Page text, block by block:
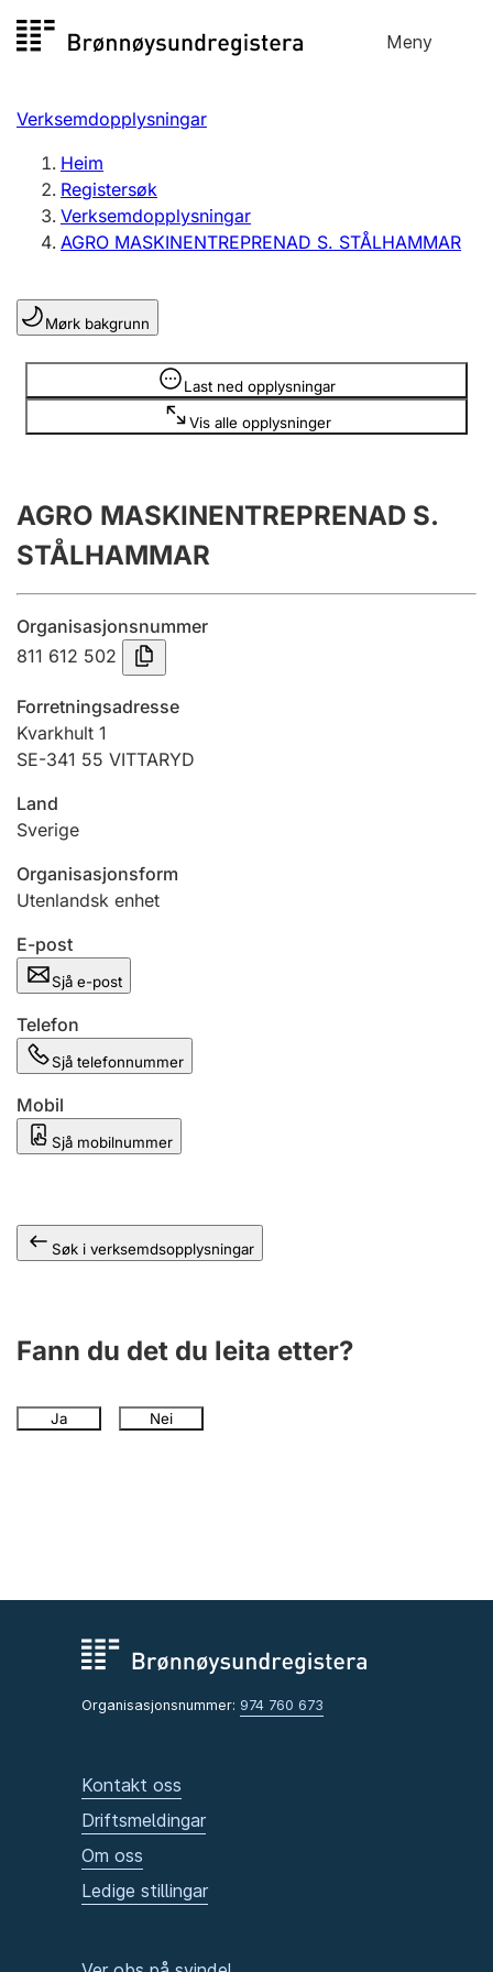
til
Meny
Registersøk
Aksjeselskap
Enkeltpersonføretak
Registrere, endre, slette
Lag og foreining
Registrere, endre, slette
Årsrekneskap
Innsending og forseinkingsgebyr
Tinglysing
Jeger
Betaling og jegeravgiftskort
Ektepaktrettleiaren
Verksemdopplysningar
Heim
Registersøk
Verksemdopplysningar
AGRO MASKINENTREPRENAD S. STÅLHAMMAR
Mørk bakgrunn
Last ned opplysningar
Vis alle opplysninger
Opplysninger er skjult
AGRO MASKINENTREPRENAD S.
STÅLHAMMAR
Organisasjonsnummer
811 612 502
Forretningsadresse
Kvarkhult 1
SE-341 55 VITTARYD
Land
Sverige
Organisasjonsform
Utenlandsk enhet
E-post
Sjå e-post
Telefon
Sjå telefonnummer
Mobil
Sjå mobilnummer
Søk i verksemdsopplysningar
Fann du det du leita etter?
Ja Nei
Organisasjonsnummer: 974 760 673
Kontakt oss
Driftsmeldingar
Om oss
Ledige stillingar